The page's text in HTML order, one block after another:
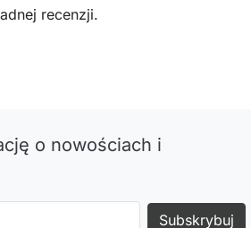
recenzji.
o nowościach i